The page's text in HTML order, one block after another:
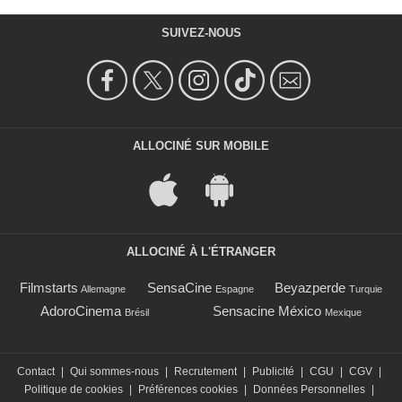
SUIVEZ-NOUS
ALLOCINÉ SUR MOBILE
ALLOCINÉ À L'ÉTRANGER
Filmstarts Allemagne SensaCine Espagne Beyazperde Turquie
AdoroCinema Brésil Sensacine México Mexique
Contact | Qui sommes-nous | Recrutement | Publicité | CGU | CGV |
Politique de cookies | Préférences cookies | Données Personnelles |